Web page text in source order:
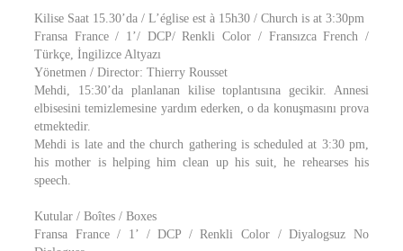
Kilise Saat 15.30’da / L’église est à 15h30 / Church is at 3:30pm
Fransa France / 1’/ DCP/ Renkli Color / Fransızca French /
Türkçe, İngilizce Altyazı
Yönetmen / Director: Thierry Rousset
Mehdi, 15:30’da planlanan kilise toplantısına gecikir. Annesi
elbisesini temizlemesine yardım ederken, o da konuşmasını prova
etmektedir.
Mehdi is late and the church gathering is scheduled at 3:30 pm,
his mother is helping him clean up his suit, he rehearses his
speech.
Kutular / Boîtes / Boxes
Fransa France / 1’ / DCP / Renkli Color / Diyalogsuz No